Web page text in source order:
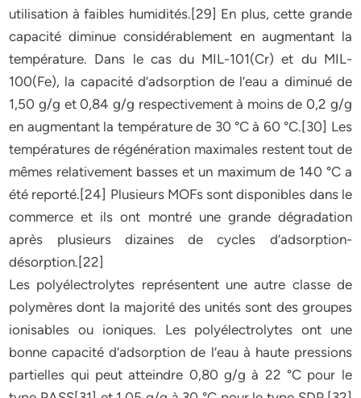
utilisation à faibles humidités.[29] En plus, cette grande
capacité diminue considérablement en augmentant la
température. Dans le cas du MIL-101(Cr) et du MIL-
100(Fe), la capacité d’adsorption de l’eau a diminué de
1,50 g/g et 0,84 g/g respectivement à moins de 0,2 g/g
en augmentant la température de 30 °C à 60 °C.[30] Les
températures de régénération maximales restent tout de
mêmes relativement basses et un maximum de 140 °C a
été reporté.[24] Plusieurs MOFs sont disponibles dans le
commerce et ils ont montré une grande dégradation
après plusieurs dizaines de cycles d’adsorption-
désorption.[22]
Les polyélectrolytes représentent une autre classe de
polymères dont la majorité des unités sont des groupes
ionisables ou ioniques. Les polyélectrolytes ont une
bonne capacité d’adsorption de l’eau à haute pressions
partielles qui peut atteindre 0,80 g/g à 22 °C pour le